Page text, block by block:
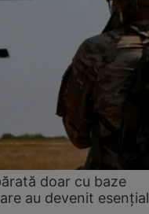
doar cu baze
au devenit